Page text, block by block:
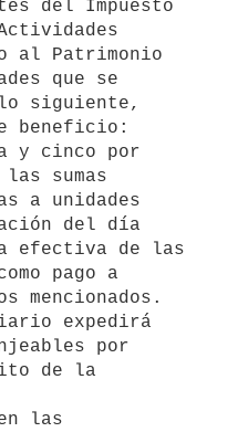
del Impuesto
al Patrimonio
que se
siguiente,
beneficio:
y cinco por
sumas
a unidades
del día
efectiva de las
pago a
mencionados.
expedirá
por
de la
las